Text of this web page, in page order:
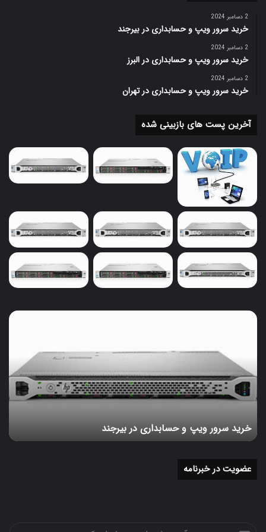
مدیریت
سرور HP ML150 G9 یکی از سرورهای انعطاف پذیر و همه
کاره در زمینه سخت افزار و نرم افزار به شمار بوده و می تواند
سایر شرکت ها ارائه شده است، ارتباط برقرار کند. نرم افزار
HP ILO به عنوان یکی از نرم افزارهای بسیار مهم در این
زمینه امکان مدیریت یکپارچه و از راه دور سرور اچ پی
ML150 G9 را فراهم می کند. نرم افزار مدیریت سرور One
View نیز یکی دیگر از نرم افزارهای پشتیبانی شده توسط این
شما می توانید این سرور را با کانفیگ درخواستی خود از
شرکت دوبرکا خریداری نمایید. برای استعلام قیمت، خرید و
اخذ راهنمایی با کارشناسان فنی شرکت دوبرکا در تماس
باشید.
2 دسامبر 2024
خرید سرور ویپ و حسابداری در بیرجند
2 دسامبر 2024
خرید سرور ویپ و حسابداری در البرز
2 دسامبر 2024
خرید سرور ویپ و حسابداری در تهران
آخرین پست های بازبینی شده
خرید
حسابداری
در
بیرجند
خرید سرور ویپ و حسابداری در بیرجند
عضویت در خبرنامه
آدرس